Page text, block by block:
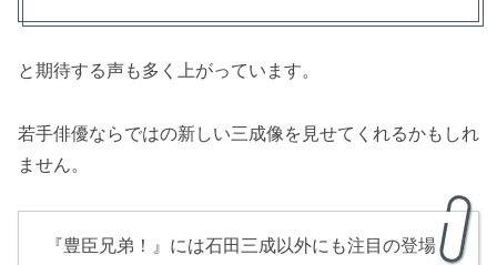
と期待する声も多く上がっています。
若手俳優ならではの新しい三成像を見せてくれるかもしれ
ません。
『豊臣兄弟！』には石田三成以外にも注目の登場